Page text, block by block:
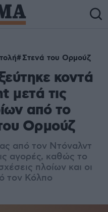
Στενά του Ορμούζ
κοντά
μετά τις
από το
Ορμούζ
από τον Ντόναλντ
αγορές, καθώς το
πλοίων και οι
τον Κόλπο